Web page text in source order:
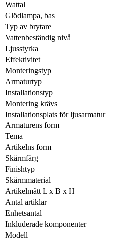
Wattal
Glödlampa, bas
Typ av brytare
Vattenbeständig nivå
Ljusstyrka
Effektivitet
Monteringstyp
Armaturtyp
Installationstyp
Montering krävs
Installationsplats för ljusarmatur
Armaturens form
Tema
Artikelns form
Skärmfärg
Finishtyp
Skärmmaterial
Artikelmått L x B x H
Antal artiklar
Enhetsantal
Inkluderade komponenter
Modell